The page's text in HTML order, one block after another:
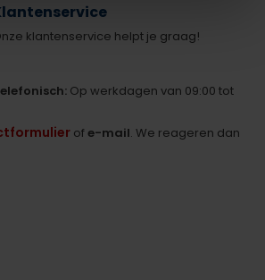
klantenservice helpt je graag!
Op werkdagen van 09:00 tot
ofe-mail. We reageren dan